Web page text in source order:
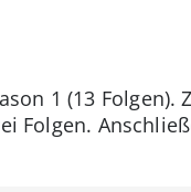
1 (13 Folgen).
Folgen.